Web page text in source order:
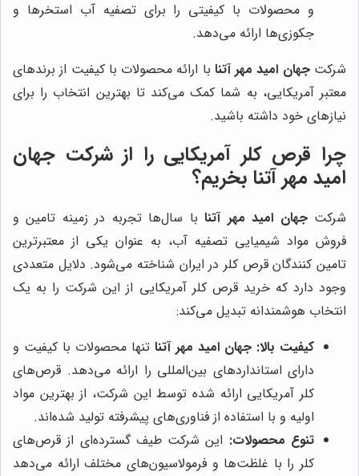
و محصولات با کیفیتی را برای تصفیه آب استخرها و
جکوزی‌ها ارائه می‌دهد.
شرکتجهان امید مهر آتنا با ارائه محصولات با کیفیت از برندهای
معتبر آمریکایی، به شما کمک می‌کند تا بهترین انتخاب را برای
نیازهای خود داشته باشید.
چرا قرص کلر آمریکایی را از شرکت جهان
امید مهر آتنا بخریم؟
شرکتجهان امید مهر آتنابا سال‌ها تجربه در زمینه تامین و
فروش مواد شیمیایی تصفیه آب، به عنوان یکی از معتبرترین
تامین کنندگان قرص کلر در ایران شناخته می‌شود. دلایل متعددی
وجود دارد که خرید قرص کلر آمریکایی از این شرکت را به یک
انتخاب هوشمندانه تبدیل می‌کند:
کیفیت بالا: جهان امید مهر آتنا تنها محصولات با کیفیت و
دارای استانداردهای بین‌المللی را ارائه می‌دهد. قرص‌های
کلر آمریکایی ارائه شده توسط این شرکت، از بهترین مواد
اولیه و با استفاده از فناوری‌های پیشرفته تولید شده‌اند.
تنوع محصولات: این شرکت طیف گسترده‌ای از قرص‌های
کلر را با غلظت‌ها و فرمولاسیون‌های مختلف ارائه می‌دهد